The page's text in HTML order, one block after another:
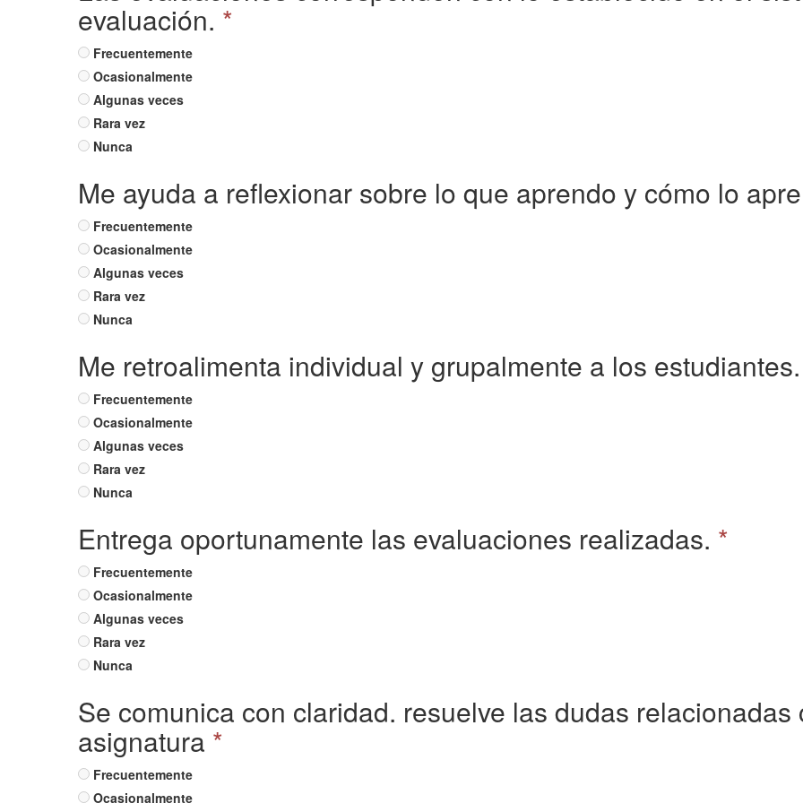
evaluación. *
Frecuentemente
Ocasionalmente
Algunas veces
Rara vez
Nunca
Me ayuda a reflexionar sobre lo que aprendo y cómo lo
Frecuentemente
Ocasionalmente
Algunas veces
Rara vez
Nunca
Me retroalimenta individual y grupalmente a los estudiantes.
Frecuentemente
Ocasionalmente
Algunas veces
Rara vez
Nunca
Entrega oportunamente las evaluaciones realizadas. *
Frecuentemente
Ocasionalmente
Algunas veces
Rara vez
Nunca
Se comunica con claridad. resuelve las dudas
asignatura *
Frecuentemente
Ocasionalmente